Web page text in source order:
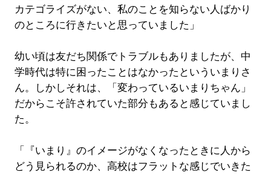
カテゴライズがない、私のことを知らない人ばかり
のところに行きたいと思っていました」
幼い頃は友だち関係でトラブルもありましたが、中
学時代は特に困ったことはなかったといういまりさ
ん。しかしそれは、「変わっているいまりちゃん」
だからこそ許されていた部分もあると感じていまし
た。
「『いまり』のイメージがなくなったときに人から
どう見られるのか、高校はフラットな感じでいきた